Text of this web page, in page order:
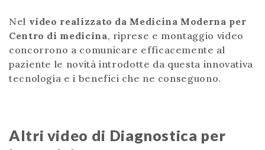
Nel video realizzato da Medicina Moderna per
Centro di medicina, riprese e montaggio video
concorrono a comunicare efficacemente al
paziente le novità introdotte da questa innovativa
tecnologia e i benefici che ne conseguono.
Altri video di Diagnostica per